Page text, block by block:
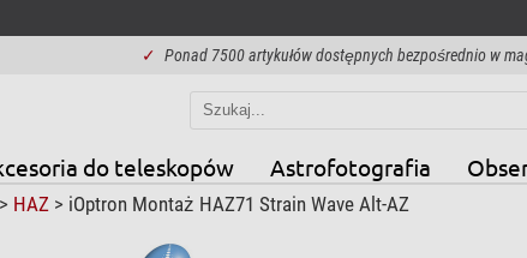
✓ Ponad 7500 artykułów dostępnych bezpośrednio w
do teleskopów Astrofotografia
HAZ > iOptron Montaż HAZ71 Strain Wave Alt-AZ